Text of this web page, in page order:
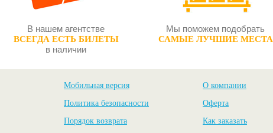
В нашем агентстве
ВСЕГДА ЕСТЬ БИЛЕТЫ
в наличии
Мы поможем подобрать
САМЫЕ ЛУЧШИЕ МЕСТА
Мобильная версия
Политика безопасности
Порядок возврата
О компании
Оферта
Как заказать